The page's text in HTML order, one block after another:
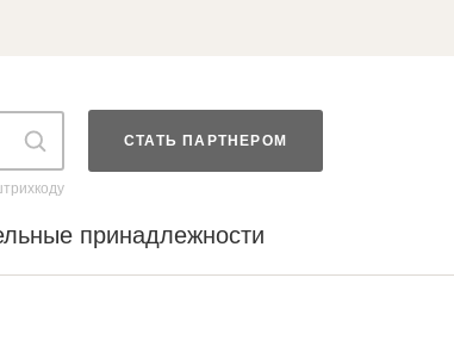
СТАТЬ ПАРТНЕРОМ
принадлежности